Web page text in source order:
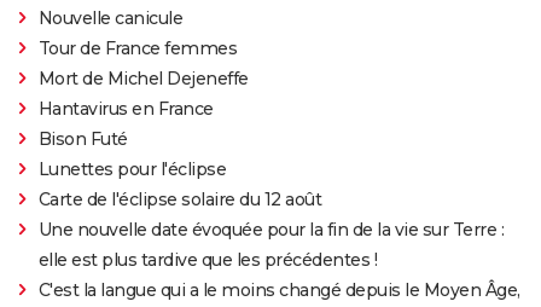
Nouvelle canicule
Tour de France femmes
Mort de Michel Dejeneffe
Hantavirus en France
Bison Futé
Lunettes pour l'éclipse
Carte de l'éclipse solaire du 12 août
Une nouvelle date évoquée pour la fin de la vie sur Terre :
elle est plus tardive que les précédentes !
C'est la langue qui a le moins changé depuis le Moyen Âge,